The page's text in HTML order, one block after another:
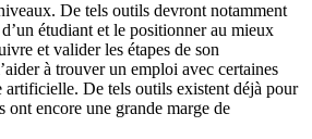
De tels outils devront notamment
étudiant et le positionner au mieux
et valider les étapes de son
à trouver un emploi avec certaines
artificielle. De tels outils existent déjà pour
ont encore une grande marge de